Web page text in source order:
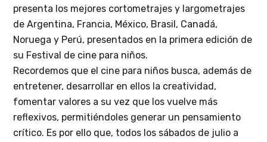
presenta los mejores cortometrajes y largometrajes
de Argentina, Francia, México, Brasil, Canadá,
Noruega y Perú, presentados en la primera edición de
su Festival de cine para niños.
Recordemos que el cine para niños busca, además de
entretener, desarrollar en ellos la creatividad,
fomentar valores a su vez que los vuelve más
reflexivos, permitiéndoles generar un pensamiento
crítico. Es por ello que, todos los sábados de julio a